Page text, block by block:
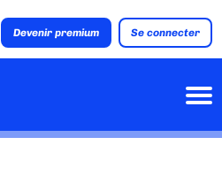
Devenir premium Se connecter